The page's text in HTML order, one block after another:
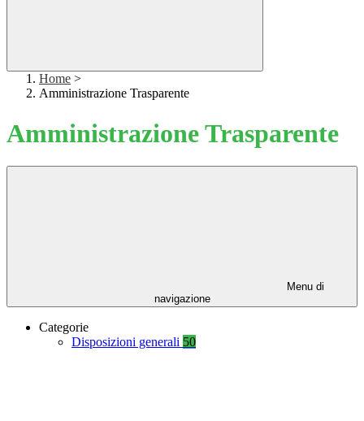
Home >
Amministrazione Trasparente
Amministrazione Trasparente
Menu di
navigazione
Categorie
Disposizioni generali 50